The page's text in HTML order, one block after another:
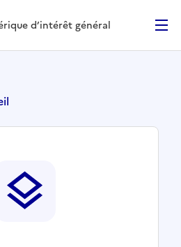
d’intérêt général- Retour à la
d’intérêt général